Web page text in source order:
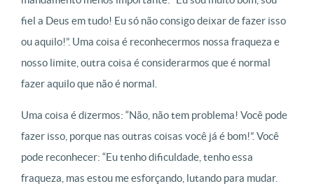
fiel a Deus em tudo! Eu só não consigo deixar de fazer isso
ou aquilo!”. Uma coisa é reconhecermos nossa fraqueza e
nosso limite, outra coisa é considerarmos que é normal
fazer aquilo que não é normal.
Uma coisa é dizermos: “Não, não tem problema! Você pode
fazer isso, porque nas outras coisas você já é bom!”. Você
pode reconhecer: “Eu tenho dificuldade, tenho essa
fraqueza, mas estou me esforçando, lutando para mudar.